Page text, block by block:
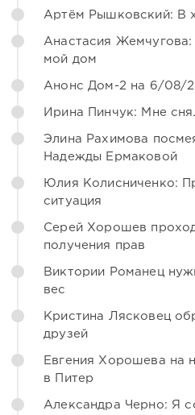
Артём Рышковский: В
Анастасия
мой дом
Анонс Дом-2 на 6/08/
Ирина Пинчук: Мне
Элина Рахимова
Надежды Ермаковой
Юлия Колисниченко:
ситуация
Серей Хорошев
получения прав
Виктории Романец
вес
Кристина Лясковец
друзей
Евгения Хорошева на
в Питер
Александра Черно: Я